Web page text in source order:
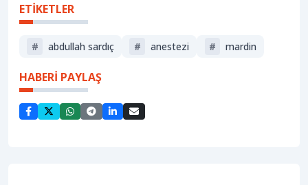
ETİKETLER
# abdullah sardıç # anestezi # mardin
HABERİ PAYLAŞ